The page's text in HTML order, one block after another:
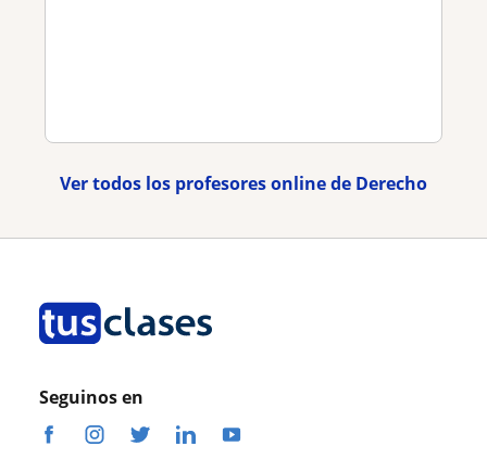
Ver todos los profesores online de Derecho
Seguinos en